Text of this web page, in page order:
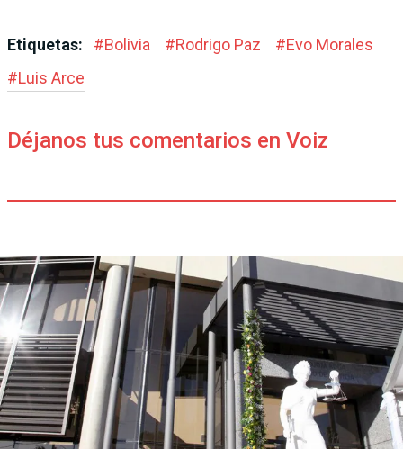
Etiquetas: #Bolivia #Rodrigo Paz #Evo Morales
#Luis Arce
Déjanos tus comentarios en Voiz